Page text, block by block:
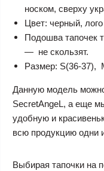
носком, сверху
Цвет: черный,
Подошва тапочек
— не скользят.
Размер: S(36-37),
Данную модель
SecretAngeL, а еще
удобную и
всю продукцию одни
Выбирая тапочки на